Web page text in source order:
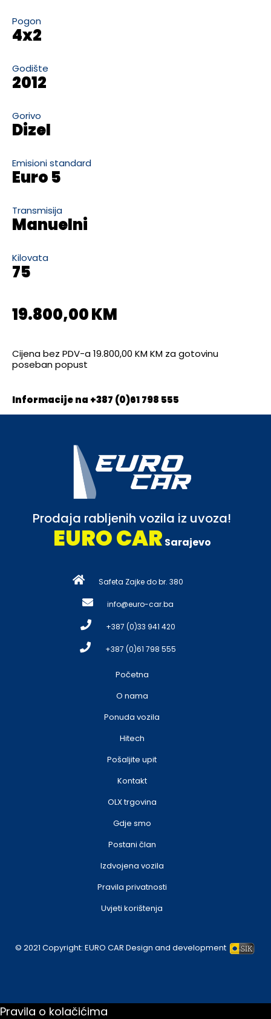
Pogon
4x2
Godište
2012
Gorivo
Dizel
Emisioni standard
Euro 5
Transmisija
Manuelni
Kilovata
75
19.800,00 KM
Cijena bez PDV-a 19.800,00 KM KM za gotovinu
poseban popust
Informacije na +387 (0)61 798 555
Prodaja rabljenih vozila iz uvoza!
EURO CAR Sarajevo
Safeta Zajke do br. 380
info@euro-car.ba
+387 (0)33 941 420
+387 (0)61 798 555
Početna
O nama
Ponuda vozila
Hitech
Pošaljite upit
Kontakt
OLX trgovina
Gdje smo
Postani član
Izdvojena vozila
Pravila privatnosti
Uvjeti korištenja
© 2021 Copyright: EURO CAR Design and development
Pravila o kolačićima